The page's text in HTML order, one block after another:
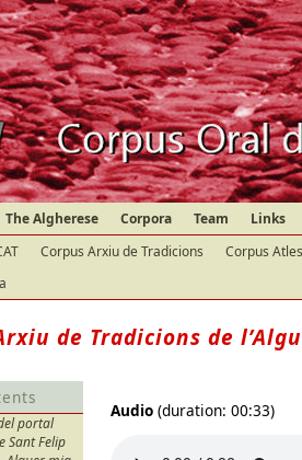
The Algherese Corpora Team
Links
Corpus Arxiu de Tradicions
Corpus
de Tradicions de
portal
Sant Felip
Audio (duration: 00:33)